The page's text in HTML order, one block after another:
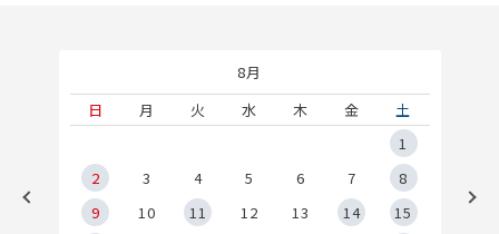
8月
日
月 火 水 木 金
土
1
2
3 4 5 6 7
8
9
10 11 12 13 14
15